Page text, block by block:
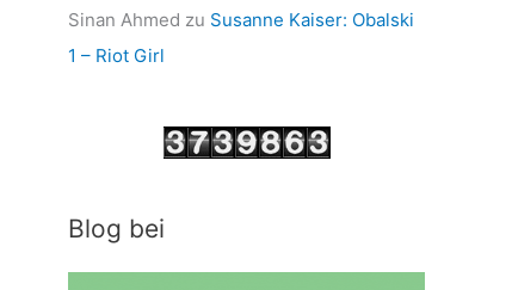
Sinan Ahmed zu Susanne Kaiser: Obalski
1 – Riot Girl
Blog bei